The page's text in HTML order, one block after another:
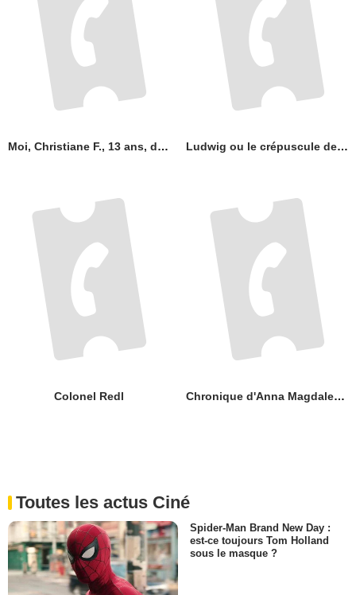
Moi, Christiane F., 13 ans, droguée et prostituée... Ludwig ou le crépuscule des Dieux
Colonel Redl Chronique d'Anna Magdalena Bach
Toutes les actus Ciné
Spider-Man Brand New Day :
est-ce toujours Tom Holland
sous le masque ?